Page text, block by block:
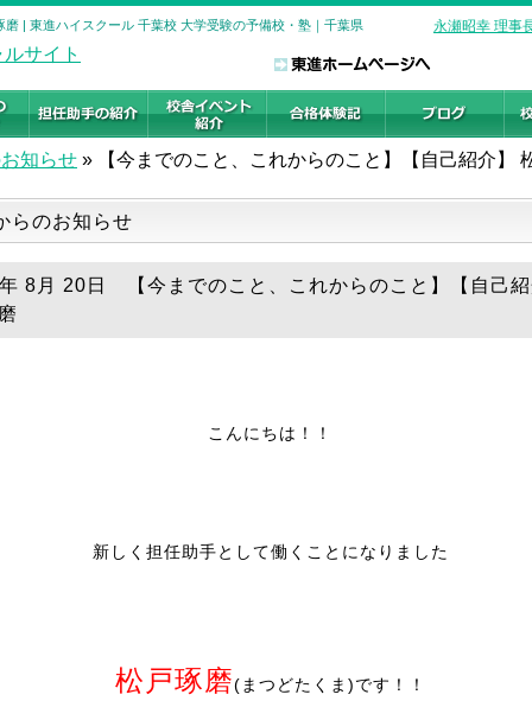
| 東進ハイスクール 千葉校 大学受験の予備校・塾｜千葉県 永瀬昭幸 理事
知らせ » 【今までのこと、これからのこと】【自己紹介】
らのお知らせ
8月 20日 【今までのこと、これからのこと】【自己
こんにちは！！
新しく担任助手として働くことになりました
松戸琢磨(まつどたくま)です！！